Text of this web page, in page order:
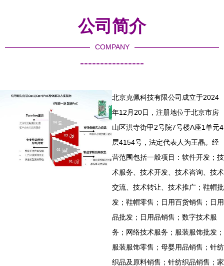
公司简介
COMPANY
----------------
北京克佩科技有限公司成立于2024
年12月20日，注册地位于北京市房
山区洪寺街甲2号院7号楼A座1单元4
层4154号，法定代表人为王晶。经
营范围包括一般项目：软件开发；技
术服务、技术开发、技术咨询、技术
交流、技术转让、技术推广；鞋帽批
发；鞋帽零售；日用百货销售；日用
品批发；日用品销售；数字技术服
务；网络技术服务；服装服饰批发；
服装服饰零售；母婴用品销售；针纺
织品及原料销售；针纺织品销售；家